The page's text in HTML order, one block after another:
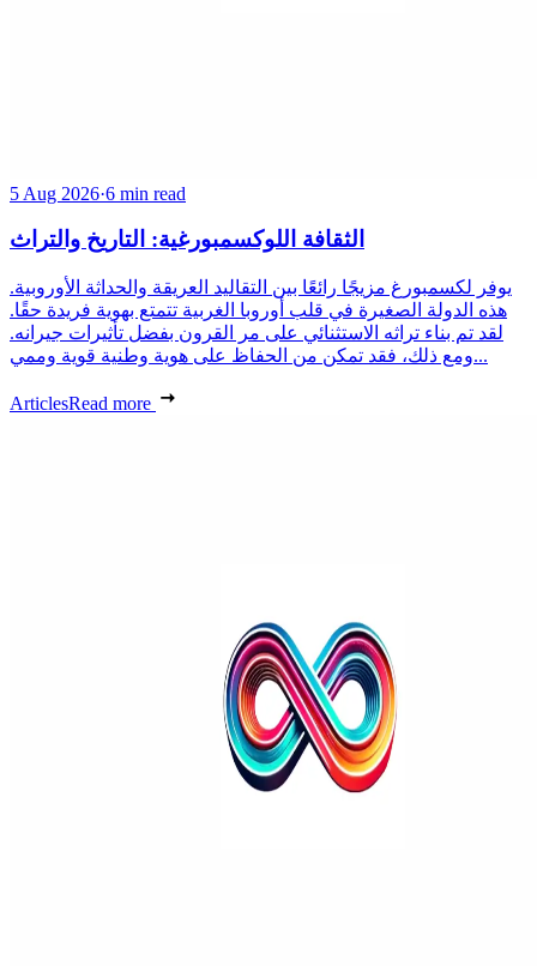
5 Aug 2026·6 min read
الثقافة اللوكسمبورغية: التاريخ والتراث
يوفر لكسمبورغ مزيجًا رائعًا بين التقاليد العريقة والحداثة الأوروبية.
هذه الدولة الصغيرة في قلب أوروبا الغربية تتمتع بهوية فريدة حقًا.
لقد تم بناء تراثه الاستثنائي على مر القرون بفضل تأثيرات جيرانه.
ومع ذلك، فقد تمكن من الحفاظ على هوية وطنية قوية وممي...
ArticlesRead more